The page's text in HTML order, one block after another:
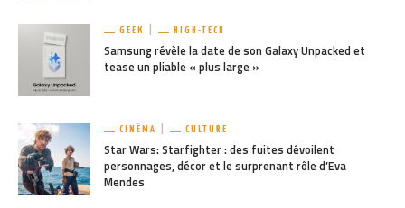
GEEK HIGH-TECH
Samsung révèle la date de son Galaxy Unpacked et
tease un pliable « plus large »
CINÉMA CULTURE
Star Wars: Starfighter : des fuites dévoilent
personnages, décor et le surprenant rôle d’Eva
Mendes